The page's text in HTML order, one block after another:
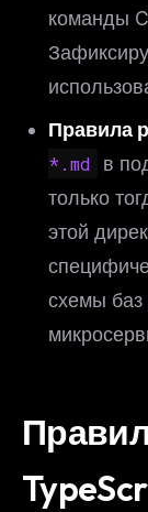
команды
Правила
*.md
в
только
этой
схемы баз